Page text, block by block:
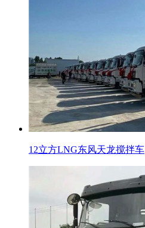
12立方LNG东风天龙搅拌车